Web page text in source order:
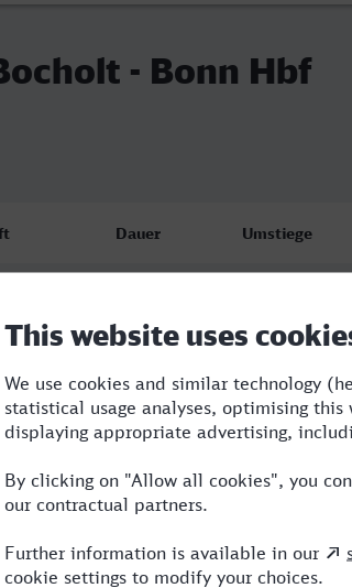
- Bonn Hbf
Dauer Umstiege
2:38 1
2:38 1